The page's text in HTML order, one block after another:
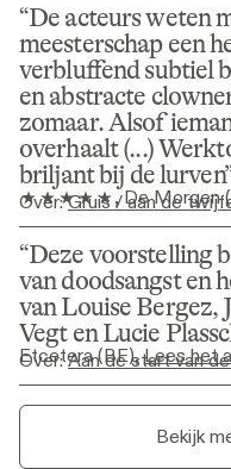
De acteurs weten
meesterschap een
verbluffend subtiel
en abstracte
zomaar. Alsof
overhaalt (...)
briljant bij de lurven
, De Morgen
Over: Gruis / aan de
Deze voorstelling
van doodsangst en
van Louise Bergez,
Vegt en Lucie
Etcetera (BE), Lees het
Over: Aan de start van
Bekijk